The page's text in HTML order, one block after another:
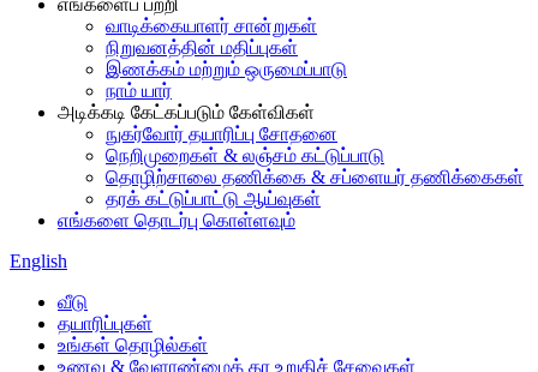
எங்களைப் பற்றி
வாடிக்கையாளர் சான்றுகள்
நிறுவனத்தின் மதிப்புகள்
இணக்கம் மற்றும் ஒருமைப்பாடு
நாம் யார்
அடிக்கடி கேட்கப்படும் கேள்விகள்
நுகர்வோர் தயாரிப்பு சோதனை
நெறிமுறைகள் & லஞ்சம் கட்டுப்பாடு
தொழிற்சாலை தணிக்கை & சப்ளையர் தணிக்கைகள்
தரக் கட்டுப்பாட்டு ஆய்வுகள்
எங்களை தொடர்பு கொள்ளவும்
English
வீடு
தயாரிப்புகள்
உங்கள் தொழில்கள்
உணவு & வேளாண்மைத் தர உறுதிச் சேவைகள்